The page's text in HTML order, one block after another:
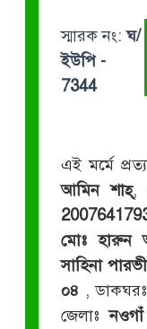
স্মারক নং:ঘ/
ইউপি -
7344
এই মর্মে
আমিন শাহ্,
মোঃ হারুন
সাহিনা
০৪ ,
জেলাঃনওগাঁ